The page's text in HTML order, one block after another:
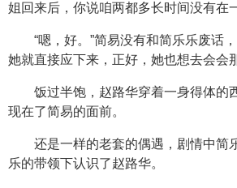
姐回来后，你说咱两都多长时间没有在
“嗯，好。”简易没有和简乐乐废话
她就直接应下来，正好，她也想去会会
饭过半饱，赵路华穿着一身得体的
现在了简易的面前。
还是一样的老套的偶遇，剧情中简
乐的带领下认识了赵路华。